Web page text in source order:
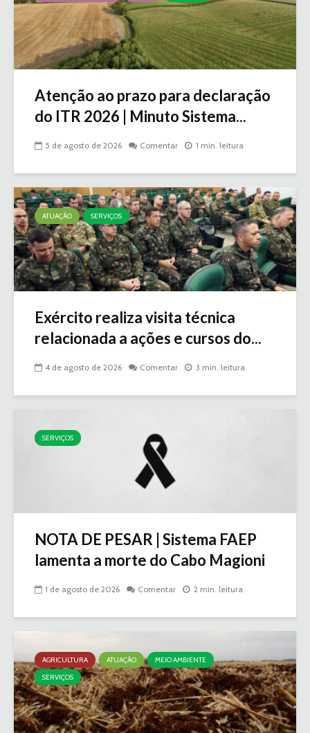
Atenção ao prazo para declaração
do ITR 2026 | Minuto Sistema...
5 de agosto de 2026 Comentar 1 min. leitura
ATUAÇÃO SERVIÇOS
Exército realiza visita técnica
relacionada a ações e cursos do...
4 de agosto de 2026 Comentar 3 min. leitura
SERVIÇOS
NOTA DE PESAR | Sistema FAEP
lamenta a morte do Cabo Magioni
1 de agosto de 2026 Comentar 2 min. leitura
AGRICULTURA ATUAÇÃO
MEIO AMBIENTE
SERVIÇOS